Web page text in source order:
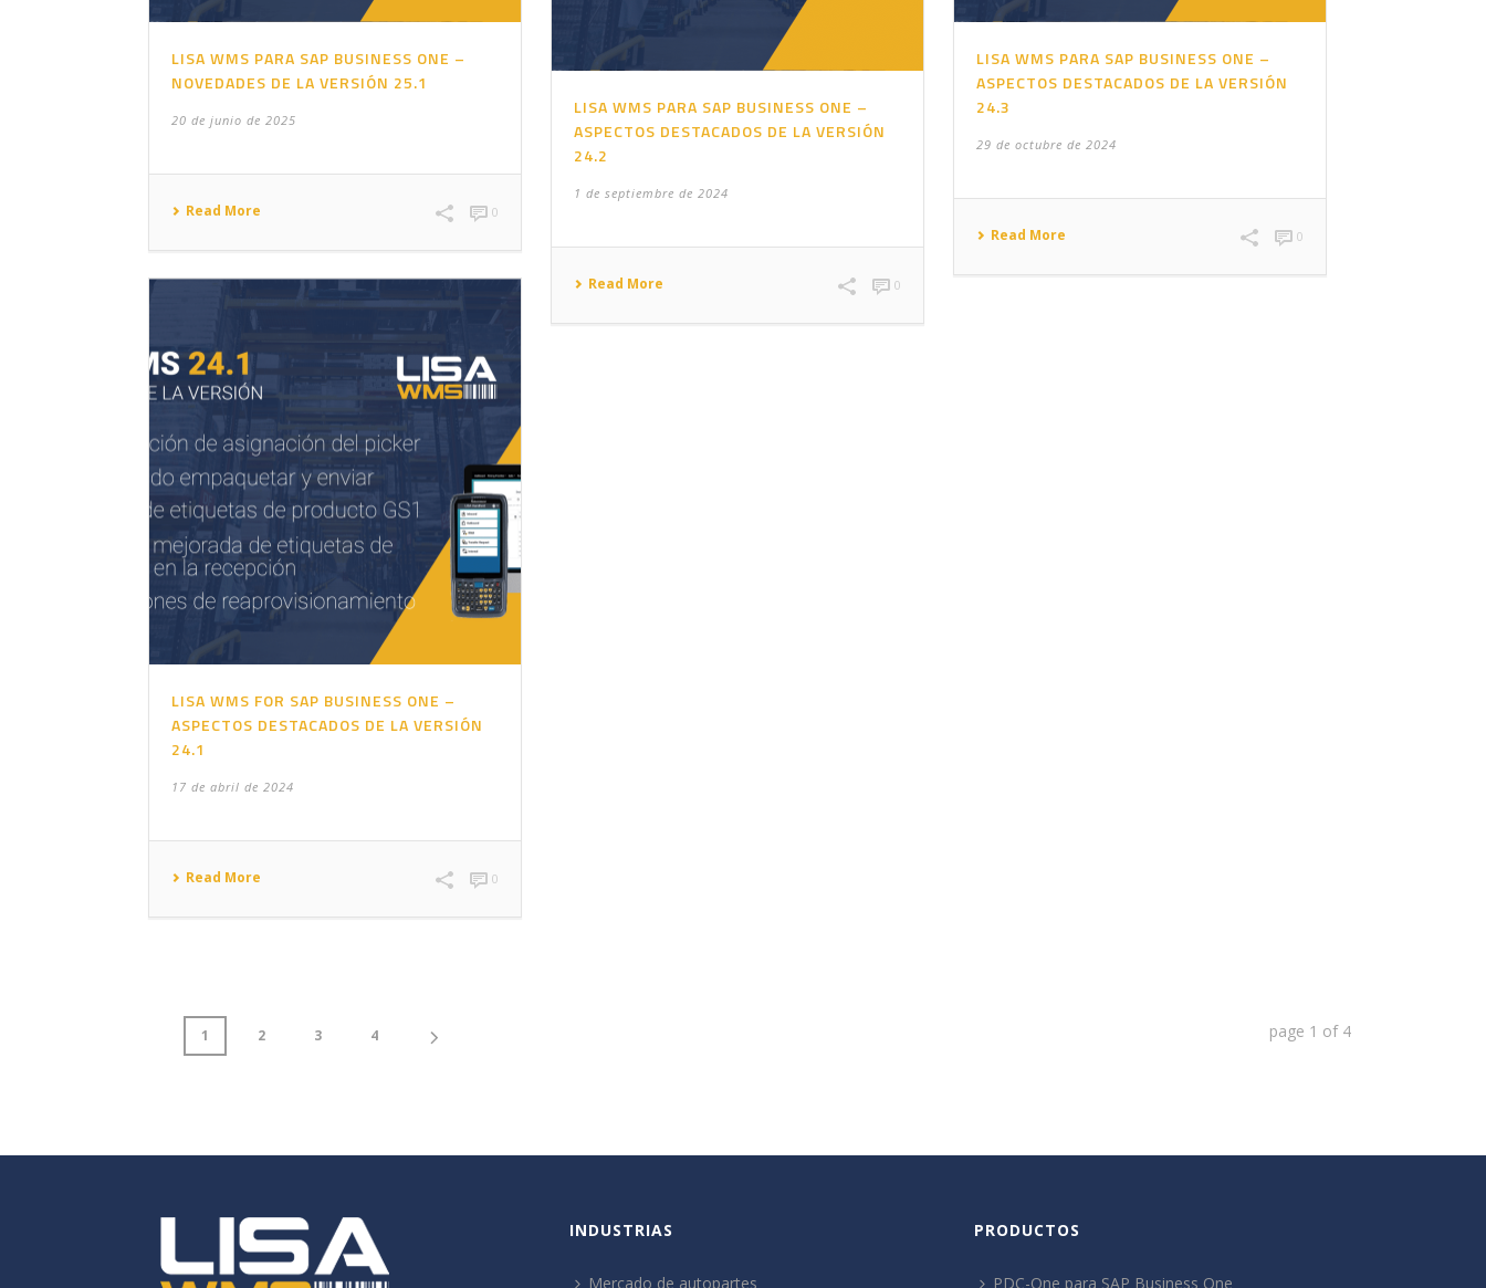
LISA WMS PARA SAP BUSINESS ONE –
NOVEDADES DE LA VERSIÓN 25.1
20 de junio de 2025
Read More 0
LISA WMS PARA SAP BUSINESS ONE –
ASPECTOS DESTACADOS DE LA VERSIÓN
24.3
29 de octubre de 2024
Read More 0
LISA WMS PARA SAP BUSINESS ONE –
ASPECTOS DESTACADOS DE LA VERSIÓN
24.2
1 de septiembre de 2024
Read More 0
LISA WMS FOR SAP BUSINESS ONE –
ASPECTOS DESTACADOS DE LA VERSIÓN
24.1
17 de abril de 2024
Read More 0
1 2 3 4 page 1 of 4
INDUSTRIAS
Mercado de autopartes
PRODUCTOS
PDC-One para SAP Business One